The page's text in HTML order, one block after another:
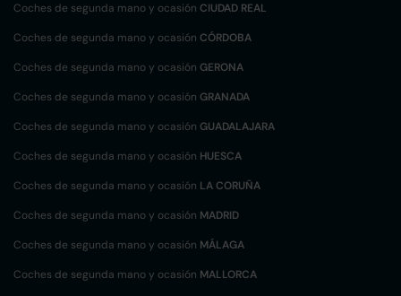
Coches de segunda mano y ocasión CIUDAD REAL
Coches de segunda mano y ocasión CÓRDOBA
Coches de segunda mano y ocasión GERONA
Coches de segunda mano y ocasión GRANADA
Coches de segunda mano y ocasión GUADALAJARA
Coches de segunda mano y ocasión HUESCA
Coches de segunda mano y ocasión LA CORUÑA
Coches de segunda mano y ocasión MADRID
Coches de segunda mano y ocasión MÁLAGA
Coches de segunda mano y ocasión MALLORCA